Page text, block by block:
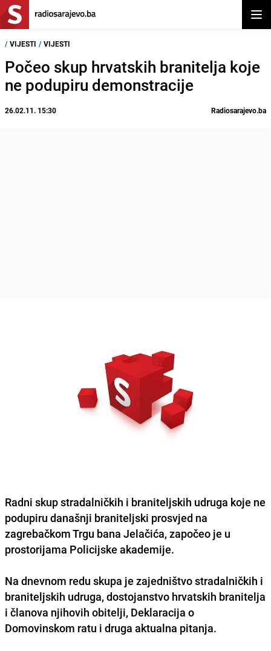
/ VIJESTI / VIJESTI
Počeo skup hrvatskih branitelja koje
ne podupiru demonstracije
26.02.11. 15:30 Radiosarajevo.ba
Radni skup stradalničkih i braniteljskih udruga koje ne
podupiru današnji braniteljski prosvjed na
zagrebačkom Trgu bana Jelačića, započeo je u
prostorijama Policijske akademije.
Na dnevnom redu skupa je zajedništvo stradalničkih i
braniteljskih udruga, dostojanstvo hrvatskih branitelja
i članova njihovih obitelji, Deklaracija o
Domovinskom ratu i druga aktualna pitanja.